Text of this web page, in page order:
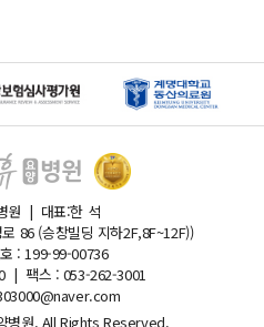
원 | 대표:한 석
86 (승창빌딩 지하2F,8F~12F))
: 199-99-00736
| 팩스 : 053-262-3001
병원. All Rights Reserved.